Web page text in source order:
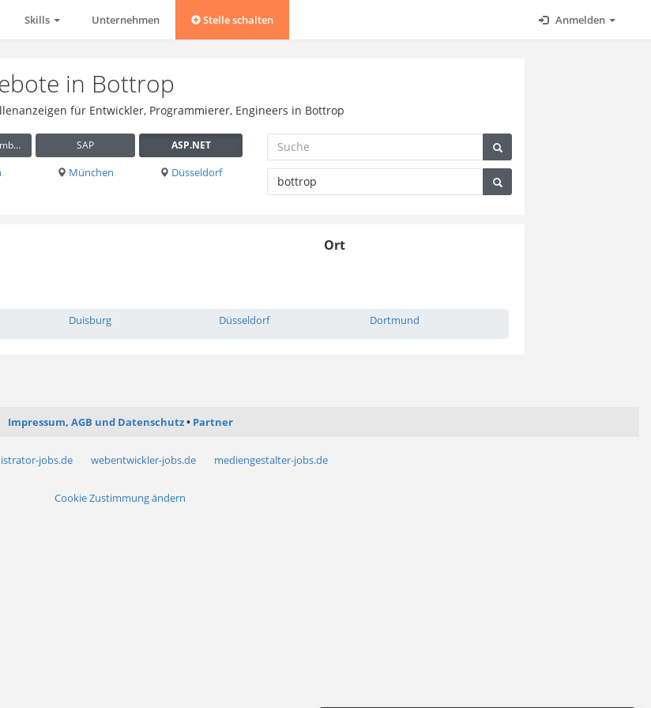
Skills Unternehmen Stelle schalten Anmelden
in Bottrop
für Entwickler, Programmierer, Engineers in Bottrop
Hardware / Embedded SAP ASP.NET
München Düsseldorf
Ort
Duisburg Düsseldorf Dortmund
Impressum, AGB und Datenschutz Partner
jobs.de webentwickler-jobs.de mediengestalter-jobs.de
Cookie Zustimmung ändern